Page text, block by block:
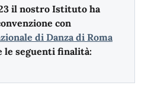
il nostro Istituto ha
con
di Danza di Roma
le seguenti finalità: